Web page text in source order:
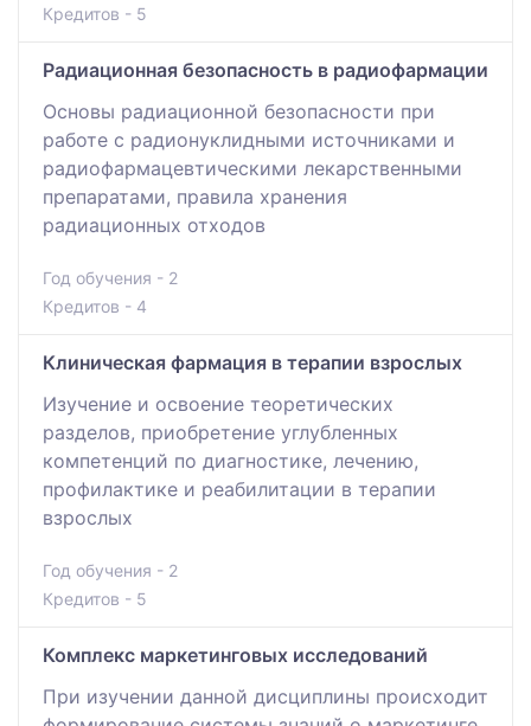
Кредитов - 5
Радиационная безопасность в радиофармации
Основы радиационной безопасности при
работе с радионуклидными источниками и
радиофармацевтическими лекарственными
препаратами, правила хранения
радиационных отходов
Год обучения - 2
Кредитов - 4
Клиническая фармация в терапии взрослых
Изучение и освоение теоретических
разделов, приобретение углубленных
компетенций по диагностике, лечению,
профилактике и реабилитации в терапии
взрослых
Год обучения - 2
Кредитов - 5
Комплекс маркетинговых исследований
При изучении данной дисциплины происходит